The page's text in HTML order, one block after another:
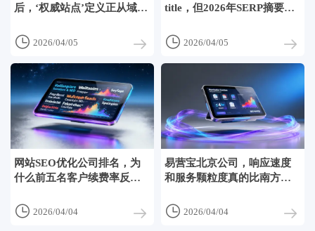
后，‘权威站点’定义正从域名
 2026/04/05
title，但2026年SERP摘要正
 2026/04/05
网站SEO优化公司排名，为
什么前五名客户续费率反而
 2026/04/04
易营宝北京公司，响应速度
和服务颗粒度真的比南方团
 2026/04/04